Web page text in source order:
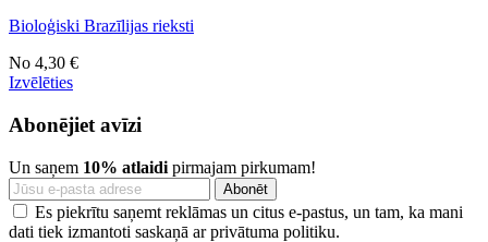
Bioloģiski Brazīlijas rieksti
No 4,30 €
Izvēlēties
Abonējiet avīzi
Un saņem 10% atlaidi pirmajam pirkumam!
Es piekrītu saņemt reklāmas un citus e-pastus, un tam, ka mani
dati tiek izmantoti saskaņā ar privātuma politiku.